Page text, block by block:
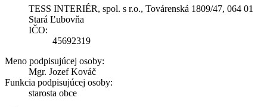
TESS INTERIÉR, spol. s r.o., Továrenská 1809/47, 064 01
Stará Ľubovňa
IČO:
45692319
Meno podpisujúcej osoby:
Mgr. Jozef Kováč
Funkcia podpisujúcej osoby:
starosta obce